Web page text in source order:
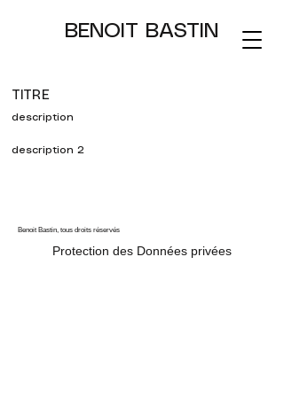
BENOIT BASTIN
TITRE
description
description 2
Benoit Bastin, tous droits réservés
Protection des Données privées